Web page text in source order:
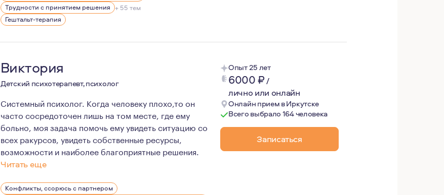
Для меня это не формальность, а обязательная часть профессии. Именно она помогает сохранять качество
Трудности с принятием решения + 55 тем
Гештальт-терапия
Виктория
Детский психотерапевт, психолог
Опыт 25 лет
6000₽/
лично или онлайн
Онлайн прием в Иркутске
Всего выбрало 164 человека
Записаться
Системный психолог. Когда человеку плохо,то он
часто сосредоточен лишь на том месте, где ему
больно, моя задача помочь ему увидеть ситуацию со
всех ракурсов, увидеть собственные ресурсы,
возможности и наиболее благоприятные решения.
Читать еще
Я люблю путешествовать, так как это меняет представление о мире, о самом себе, открывает новые
Конфликты, ссорюсь с партнером